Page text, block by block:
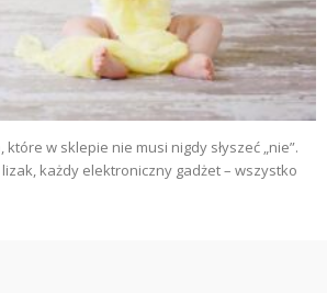
w sklepie nie musi nigdy słyszeć „nie”.
każdy elektroniczny gadżet – wszystko